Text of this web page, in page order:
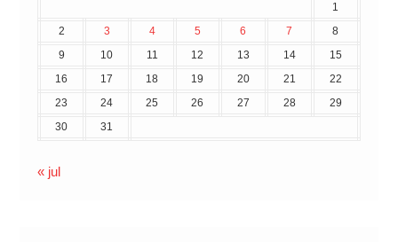
1
2
3 4 5 6 7
8
9
10 11 12 13 14
15
16
17 18 19 20 21
22
23
24 25 26 27 28
29
30
31
« jul